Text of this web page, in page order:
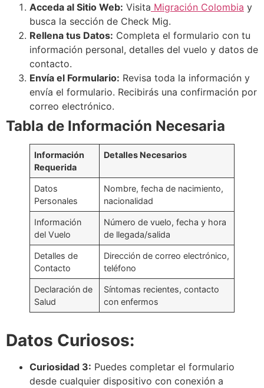
Acceda al Sitio Web: Visita Migración Colombia y
busca la sección de Check Mig.
Rellena tus Datos: Completa el formulario con tu
información personal, detalles del vuelo y datos de
contacto.
Envía el Formulario: Revisa toda la información y
envía el formulario. Recibirás una confirmación por
correo electrónico.
Tabla de Información Necesaria
Información
Requerida
Detalles Necesarios
Datos
Personales
Nombre, fecha de nacimiento,
nacionalidad
Información
del Vuelo
Número de vuelo, fecha y hora
de llegada/salida
Detalles de
Contacto
Dirección de correo electrónico,
teléfono
Declaración de
Salud
Síntomas recientes, contacto
con enfermos
Datos Curiosos:
Curiosidad 3: Puedes completar el formulario
desde cualquier dispositivo con conexión a